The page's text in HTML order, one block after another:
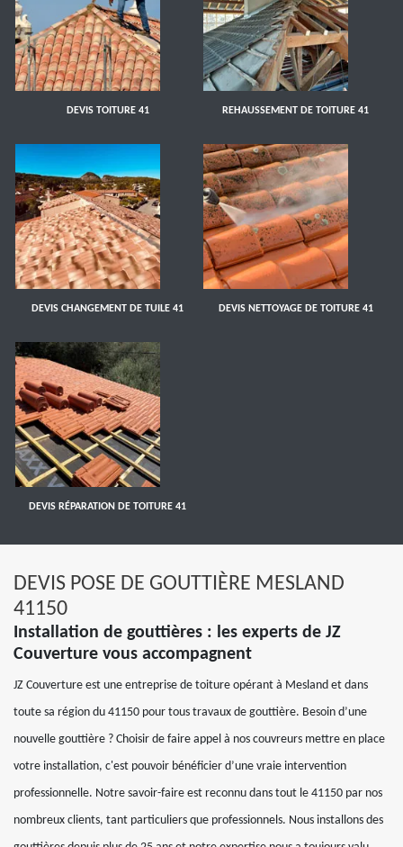
DEVIS TOITURE 41 REHAUSSEMENT DE TOITURE 41
DEVIS CHANGEMENT DE TUILE 41 DEVIS NETTOYAGE DE TOITURE 41
DEVIS RÉPARATION DE TOITURE 41
DEVIS POSE DE GOUTTIÈRE MESLAND
41150
Installation de gouttières : les experts de JZ
Couverture vous accompagnent
JZ Couverture est une entreprise de toiture opérant à Mesland et dans
toute sa région du 41150 pour tous travaux de gouttière. Besoin d’une
nouvelle gouttière ? Choisir de faire appel à nos couvreurs mettre en place
votre installation, c'est pouvoir bénéficier d’une vraie intervention
professionnelle. Notre savoir-faire est reconnu dans tout le 41150 par nos
nombreux clients, tant particuliers que professionnels. Nous installons des